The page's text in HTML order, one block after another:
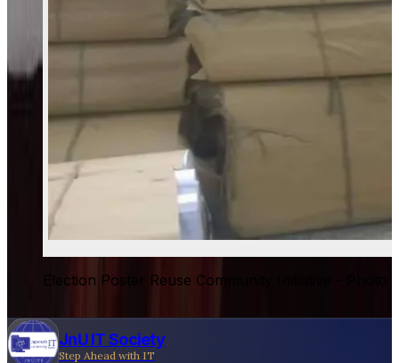
Election Poster Reuse Community Initiative - Photo
JnU IT Society
Step Ahead with IT